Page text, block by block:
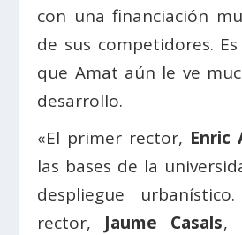
con una financiación
de sus competidores.
que Amat aún le ve
desarrollo.
«El primer rector, Enric
las bases de la
despliegue
rector, Jaume Casals,